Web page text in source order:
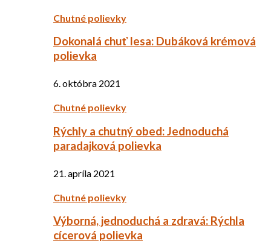
Chutné polievky
Dokonalá chuť lesa: Dubáková krémová
polievka
6. októbra 2021
Chutné polievky
Rýchly a chutný obed: Jednoduchá
paradajková polievka
21. apríla 2021
Chutné polievky
Výborná, jednoduchá a zdravá: Rýchla
cícerová polievka